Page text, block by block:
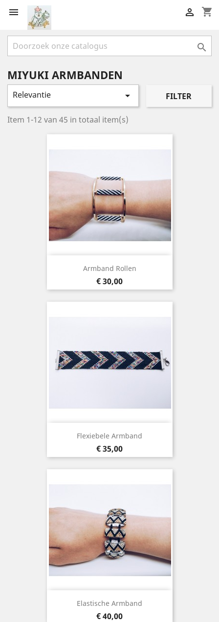
 shopping_cart


MIYUKI ARMBANDEN
Relevantie  FILTER
Item 1-12 van 45 in totaal item(s)
Armband Rollen
Prijs
€ 30,00
Flexiebele Armband
Prijs
€ 35,00
Elastische Armband
Prijs
€ 40,00